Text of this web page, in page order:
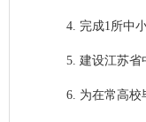
4. 完成1所中
5. 建设江苏省
6. 为在常高校